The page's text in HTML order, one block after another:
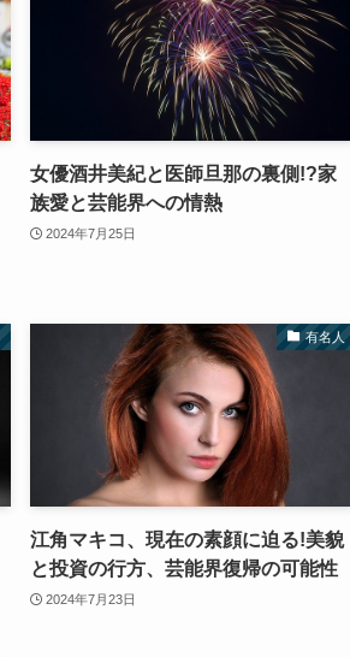
女優酒井美紀と医師旦那の裏側!?家
族愛と芸能界への情熱
2024年7月25日
有名人
江角マキコ、現在の素顔に迫る!美貌
と投資の行方、芸能界復帰の可能性
2024年7月23日